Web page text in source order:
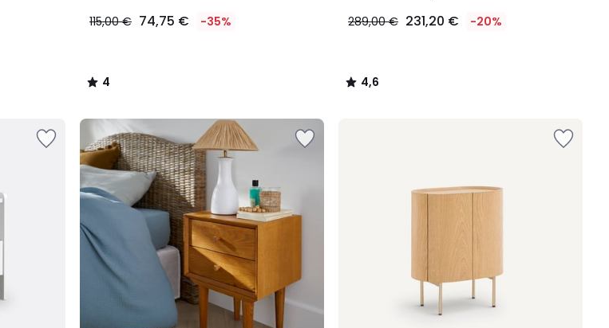
115,00 € 74,75 € -35%
4
/
289,00 € 231,20 € -20%
4,6
/